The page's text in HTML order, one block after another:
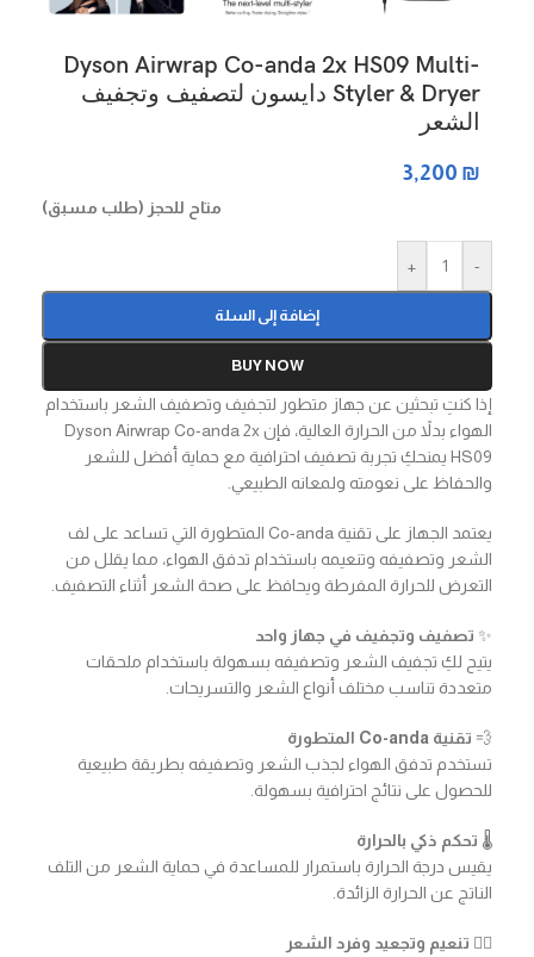
Dyson Airwrap Co-anda 2x HS09 Multi-
Styler & Dryer دايسون لتصفيف وتجفيف
الشعر
3,200 ₪
متاح للحجز (طلب مسبق)
-
+
إضافة إلى السلة
BUY NOW
إذا كنتِ تبحثين عن جهاز متطور لتجفيف وتصفيف الشعر باستخدام
الهواء بدلاً من الحرارة العالية، فإن Dyson Airwrap Co-anda 2x
HS09 يمنحكِ تجربة تصفيف احترافية مع حماية أفضل للشعر
والحفاظ على نعومته ولمعانه الطبيعي.
يعتمد الجهاز على تقنية Co-anda المتطورة التي تساعد على لف
الشعر وتصفيفه وتنعيمه باستخدام تدفق الهواء، مما يقلل من
التعرض للحرارة المفرطة ويحافظ على صحة الشعر أثناء التصفيف.
✨ تصفيف وتجفيف في جهاز واحد
يتيح لكِ تجفيف الشعر وتصفيفه بسهولة باستخدام ملحقات
متعددة تناسب مختلف أنواع الشعر والتسريحات.
💨 تقنية Co-anda المتطورة
تستخدم تدفق الهواء لجذب الشعر وتصفيفه بطريقة طبيعية
للحصول على نتائج احترافية بسهولة.
🌡️ تحكم ذكي بالحرارة
يقيس درجة الحرارة باستمرار للمساعدة في حماية الشعر من التلف
الناتج عن الحرارة الزائدة.
💇‍♀️ تنعيم وتجعيد وفرد الشعر